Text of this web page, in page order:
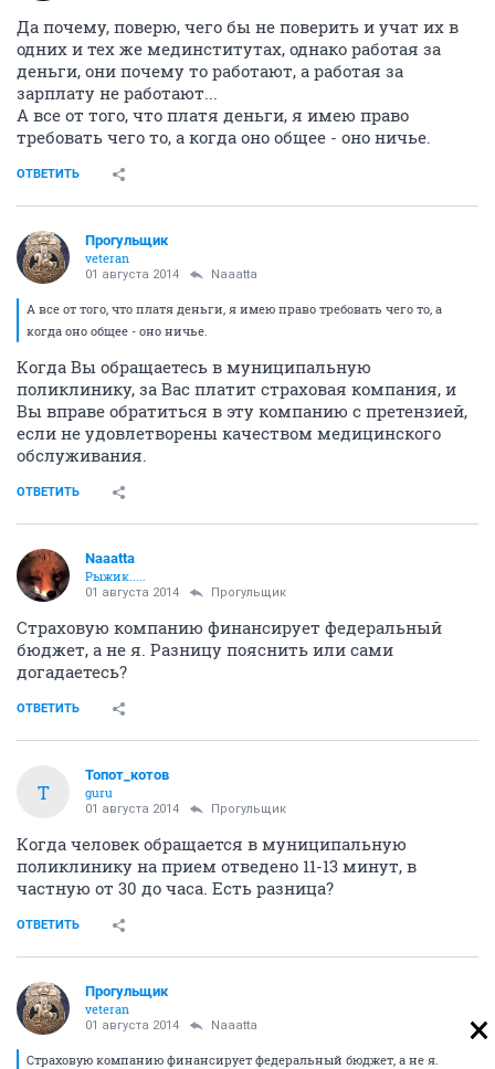
Да почему, поверю, чего бы не поверить и учат их в
одних и тех же мединститутах, однако работая за
деньги, они почему то работают, а работая за
зарплату не работают...
А все от того, что платя деньги, я имею право
требовать чего то, а когда оно общее - оно ничье.
ОТВЕТИТЬ
Прогульщик
veteran
01 августа 2014 Naaatta
А все от того, что платя деньги, я имею право требовать чего то, а
когда оно общее - оно ничье.
Когда Вы обращаетесь в муниципальную
поликлинику, за Вас платит страховая компания, и
Вы вправе обратиться в эту компанию с претензией,
если не удовлетворены качеством медицинского
обслуживания.
ОТВЕТИТЬ
Naaatta
Рыжик.....
01 августа 2014 Прогульщик
Страховую компанию финансирует федеральный
бюджет, а не я. Разницу пояснить или сами
догадаетесь?
ОТВЕТИТЬ
Т
Топот_котов
guru
01 августа 2014 Прогульщик
Когда человек обращается в муниципальную
поликлинику на прием отведено 11-13 минут, в
частную от 30 до часа. Есть разница?
ОТВЕТИТЬ
Прогульщик
veteran
01 августа 2014 Naaatta
Страховую компанию финансирует федеральный бюджет, а не я.